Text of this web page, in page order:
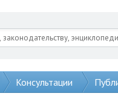
Консультации